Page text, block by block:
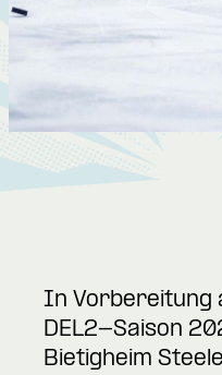
In Vorbereitung
DEL2-Saison
Bietigheim